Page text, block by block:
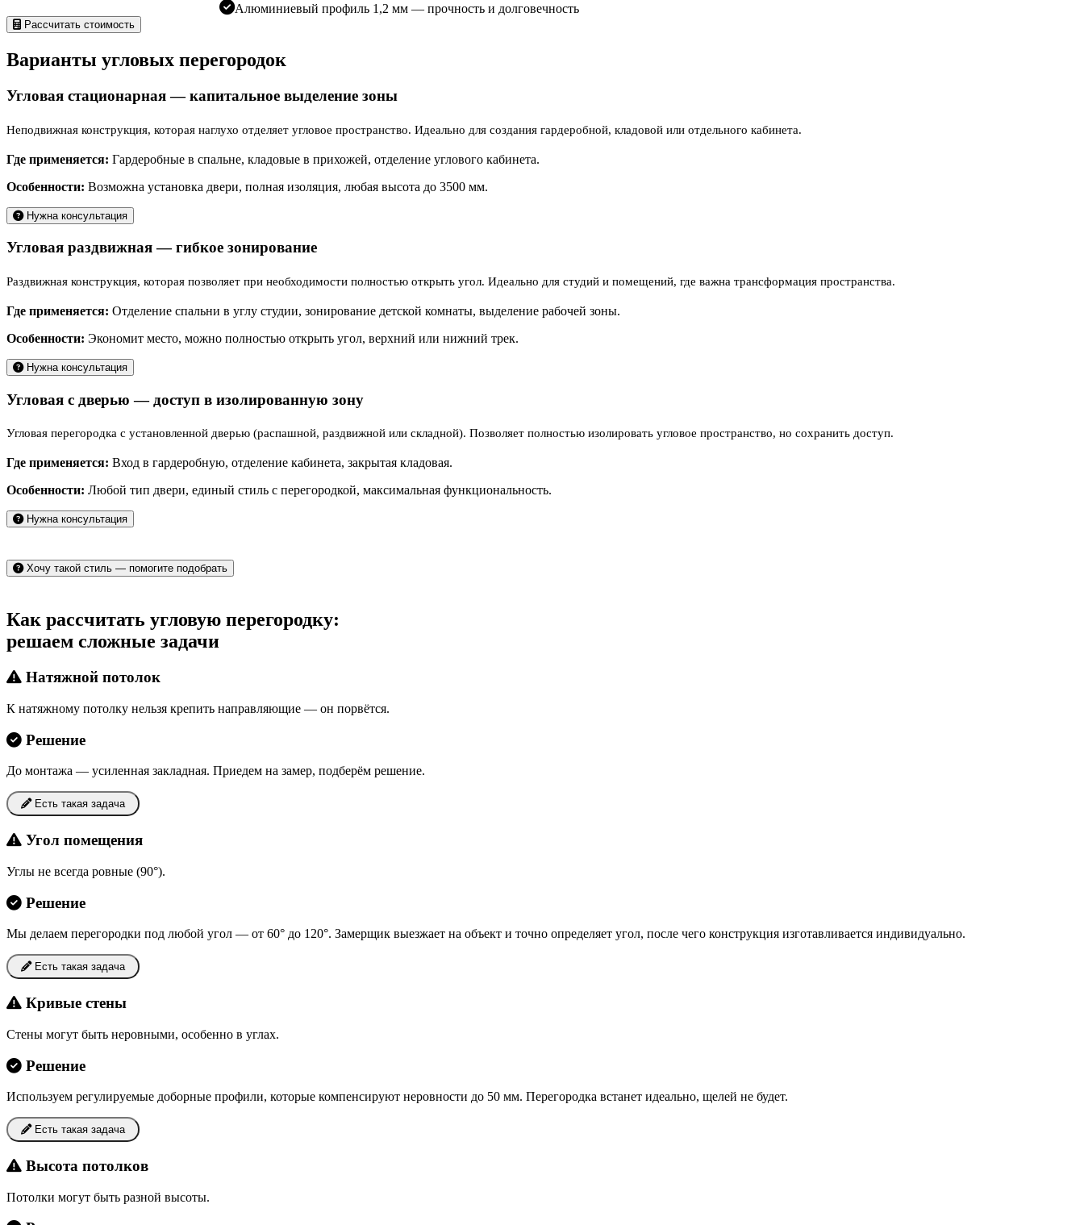
Алюминиевый профиль 1,2 мм — прочность и долговечность
Рассчитать стоимость
Варианты угловых перегородок
Угловая стационарная — капитальное выделение зоны
Неподвижная конструкция, которая наглухо отделяет угловое пространство. Идеально для создания гардеробной, кладовой или отдельного кабинета.
Где применяется: Гардеробные в спальне, кладовые в прихожей, отделение углового кабинета.
Особенности: Возможна установка двери, полная изоляция, любая высота до 3500 мм.
Нужна консультация
Угловая раздвижная — гибкое зонирование
Раздвижная конструкция, которая позволяет при необходимости полностью открыть угол. Идеально для студий и помещений, где важна трансформация пространства.
Где применяется: Отделение спальни в углу студии, зонирование детской комнаты, выделение рабочей зоны.
Особенности: Экономит место, можно полностью открыть угол, верхний или нижний трек.
Нужна консультация
Угловая с дверью — доступ в изолированную зону
Угловая перегородка с установленной дверью (распашной, раздвижной или складной). Позволяет полностью изолировать угловое пространство, но сохранить доступ.
Где применяется: Вход в гардеробную, отделение кабинета, закрытая кладовая.
Особенности: Любой тип двери, единый стиль с перегородкой, максимальная функциональность.
Нужна консультация
Хочу такой стиль — помогите подобрать
Как рассчитать угловую перегородку:
решаем сложные задачи
Натяжной потолок
К натяжному потолку нельзя крепить направляющие — он порвётся.
Решение
До монтажа — усиленная закладная. Приедем на замер, подберём решение.
Есть такая задача
Угол помещения
Углы не всегда ровные (90°).
Решение
Мы делаем перегородки под любой угол — от 60° до 120°. Замерщик выезжает на объект и точно определяет угол, после чего конструкция изготавливается индивидуально.
Есть такая задача
Кривые стены
Стены могут быть неровными, особенно в углах.
Решение
Используем регулируемые доборные профили, которые компенсируют неровности до 50 мм. Перегородка встанет идеально, щелей не будет.
Есть такая задача
Высота потолков
Потолки могут быть разной высоты.